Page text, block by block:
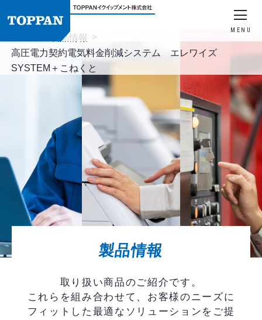
MENU
製品情報
高圧電力契約電気料金削減システム エレワイズ
SYSTEM＋こねくと
製品情報
取り扱い商品のご紹介です。
これらを組み合わせて、お客様のニーズに
フィットした最適なソリューションをご提